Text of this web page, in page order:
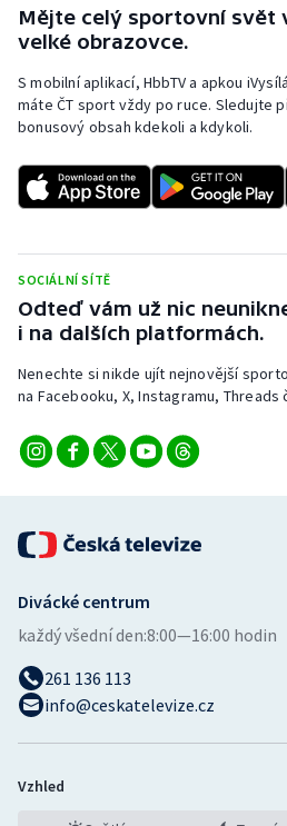
Mějte celý sportovní svět
velké obrazovce.
S mobilní aplikací, HbbTV a apkou
máte ČT sport vždy po ruce. Sledujte
bonusový obsah kdekoli a kdykoli.
SOCIÁLNÍ SÍTĚ
Odteď vám už nic
i na dalších platformách.
Nenechte si nikde ujít nejnovější
na Facebooku, X, Instagramu, Threads
Divácké centrum
každý všední den:8:00—16:00 hodin
261 136 113
info@ceskatelevize.cz
Vzhled